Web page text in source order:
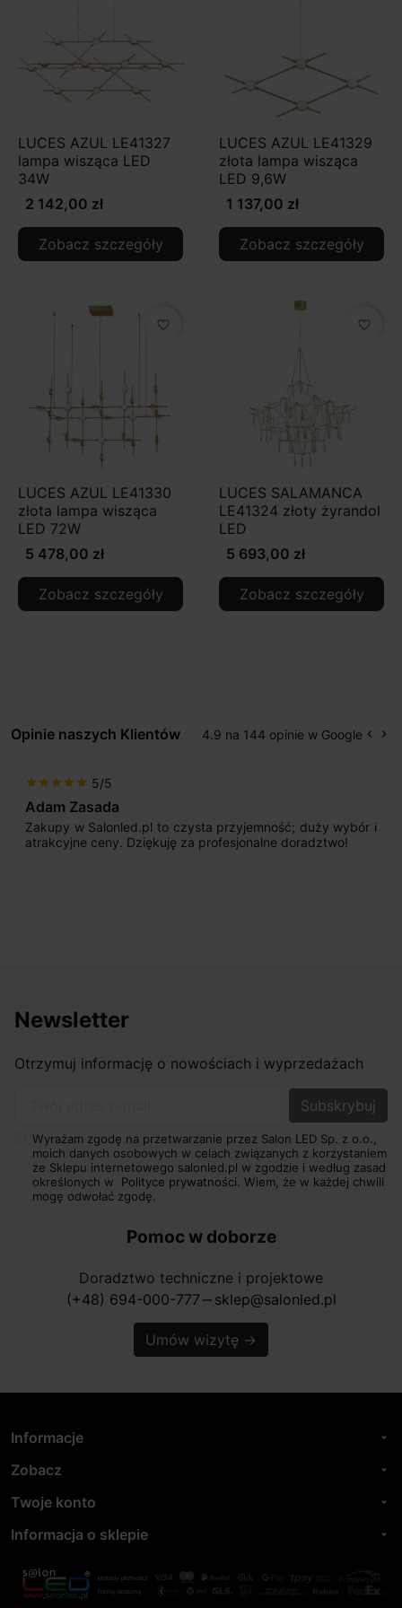
LUCES AZUL LE41327
lampa wisząca LED
34W
2 142,00 zł
Zobacz szczegóły
LUCES AZUL LE41329
złota lampa wisząca
LED 9,6W
1 137,00 zł
Zobacz szczegóły
favorite_border
LUCES AZUL LE41330
złota lampa wisząca
LED 72W
5 478,00 zł
Zobacz szczegóły
favorite_border
LUCES SALAMANCA
LE41324 złoty żyrandol
LED
5 693,00 zł
Zobacz szczegóły
Opinie naszych Klientów 4.9 na 144 opinie w Google keyboard_arrow_left keyboard_arrow_right
star star star star star 5/5
Adam Zasada
Zakupy w Salonled.pl to czysta przyjemność; duży wybór i
atrakcyjne ceny. Dziękuję za profesjonalne doradztwo!
Newsletter
Otrzymuj informację o nowościach i wyprzedażach
Wyrażam zgodę na przetwarzanie przez Salon LED Sp. z o.o.,
moich danych osobowych w celach związanych z korzystaniem
ze Sklepu internetowego salonled.pl w zgodzie i według zasad
określonych w Polityce prywatności. Wiem, że w każdej chwili
mogę odwołać zgodę.
Pomoc w doborze
Doradztwo techniczne i projektowe
(+48) 694-000-777 horizontal_rule sklep@salonled.pl
Umów wizytę →
Informacje arrow_drop_down
Zobacz arrow_drop_down
Twoje konto arrow_drop_down
Informacja o sklepie arrow_drop_down